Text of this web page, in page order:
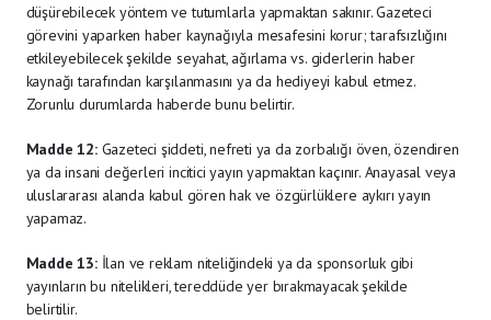
düşürebilecek yöntem ve tutumlarla yapmaktan sakınır. Gazeteci
görevini yaparken haber kaynağıyla mesafesini korur; tarafsızlığını
etkileyebilecek şekilde seyahat, ağırlama vs. giderlerin haber
kaynağı tarafından karşılanmasını ya da hediyeyi kabul etmez.
Zorunlu durumlarda haberde bunu belirtir.
Madde 12:Gazeteci şiddeti, nefreti ya da zorbalığı öven, özendiren
ya da insani değerleri incitici yayın yapmaktan kaçınır. Anayasal veya
uluslararası alanda kabul gören hak ve özgürlüklere aykırı yayın
yapamaz.
Madde 13: İlan ve reklam niteliğindeki ya da sponsorluk gibi
yayınların bu nitelikleri, tereddüde yer bırakmayacak şekilde
belirtilir.